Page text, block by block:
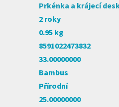
Prkénka a krájecí
2 roky
0.95 kg
8591022473832
33.00000000
Bambus
Přírodní
25.00000000